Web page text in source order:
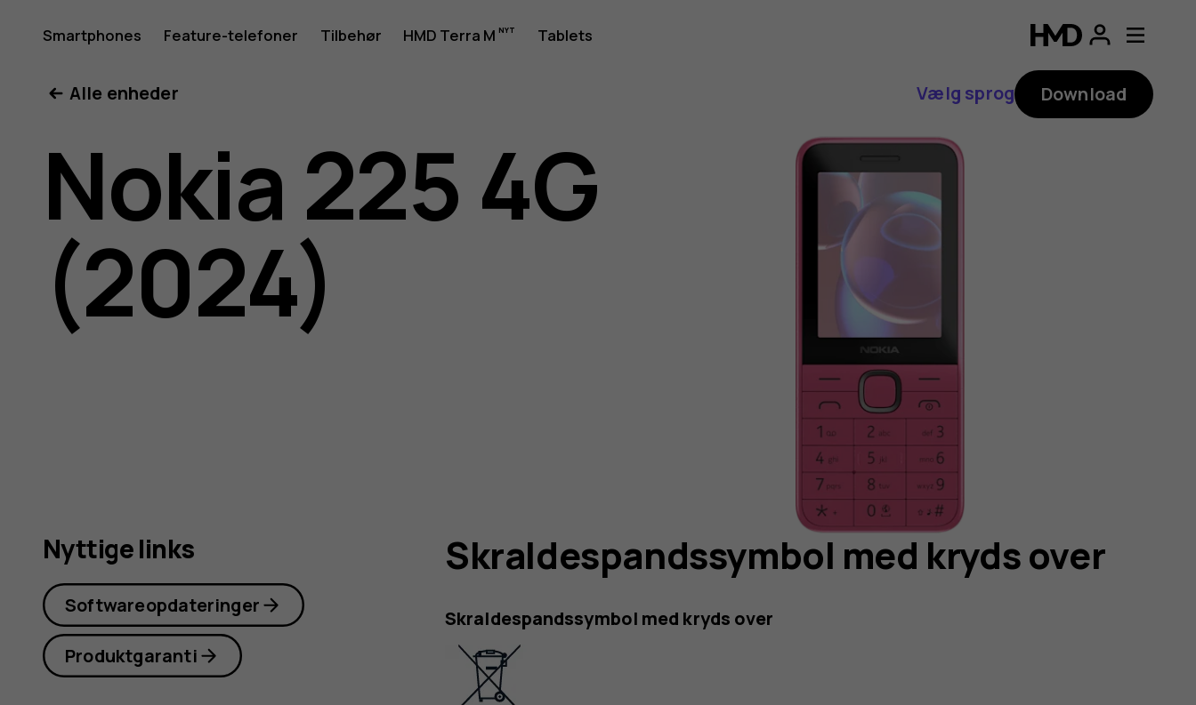
Brugervejledning
til
Nokia
225
(2024)
Smartphones Feature-telefoner Tilbehør HMD Terra M Tablets
Alle enheder
Vælg sprog Download
Nokia 225 4G
(2024)
Skraldespandssymbol med kryds over
Skraldespandssymbol med kryds over
Nyttige links
Softwareopdateringer
Produktgaranti